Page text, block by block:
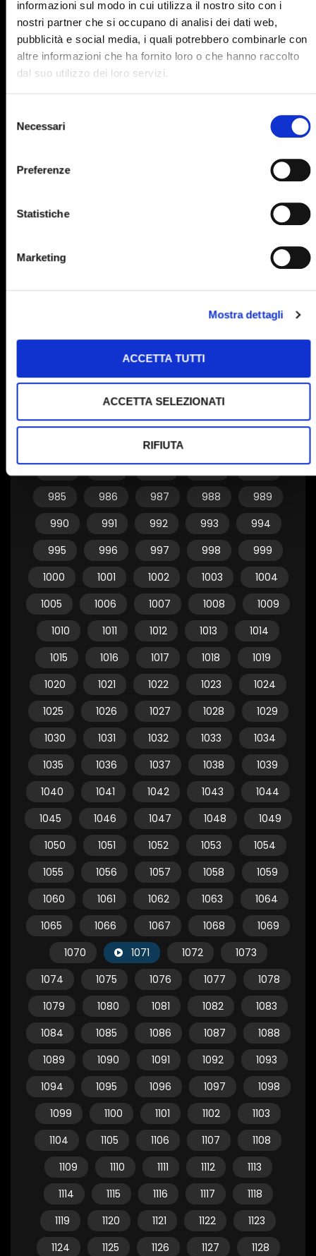
informazioni sul modo in cui utilizza il nostro sito con i
nostri partner che si occupano di analisi dei dati web,
pubblicità e social media, i quali potrebbero combinarle con
altre informazioni che ha fornito loro o che hanno raccolto
dal suo utilizzo dei loro servizi.
delNecessari
Preferenze
Statistiche
Marketing
Mostra dettagli
ACCETTA TUTTI
ACCETTA SELEZIONATI
RIFIUTA
900
901 902 903
904
905
906 907
915
925
929
940
944
953
954
955
956 957 958
959
962 963
970
971 972 973
974
977
985
986 987 988
989
990
991 992 993
994
995
996 997 998
999
1000
1001 1002 1003
1004
1005
1006 1007 1008
1009
1010
1011 1012 1013
1014
1015
1016 1017 1018
1019
1020
1021 1022 1023
1024
1025
1026 1027 1028
1029
1030
1031 1032 1033
1034
1035
1036 1037 1038
1039
1040
1041 1042 1043
1044
1045
1046 1047 1048
1049
1050
1051 1052 1053
1054
1055
1056 1057 1058
1059
1060
1061 1062 1063
1064
1065
1066 1067 1068
1069
1070
1071 1072
1073
1074
1075 1076 1077
1078
1079
1080 1081 1082
1083
1084
1085 1086 1087
1088
1089
1090 1091 1092
1093
1094
1095 1096 1097
1098
1099
1100 1101 1102
1103
1104
1105 1106 1107
1108
1109
1110 1111 1112
1113
1114
1115 1116 1117
1118
1119
1120 1121 1122
1123
1124
1125 1126 1127
1128